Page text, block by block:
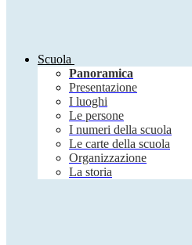
Scuola
Panoramica
Presentazione
I luoghi
Le persone
I numeri della scuola
Le carte della scuola
Organizzazione
La storia